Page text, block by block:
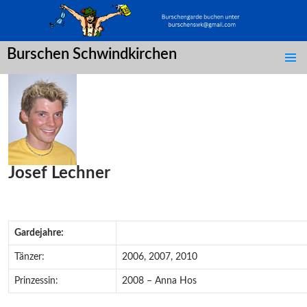
Burschen Schwindkirchen
INHALT
Josef Lechner
Gardejahre:
Tänzer: 2006, 2007, 2010
Prinzessin: 2008 – Anna Hos